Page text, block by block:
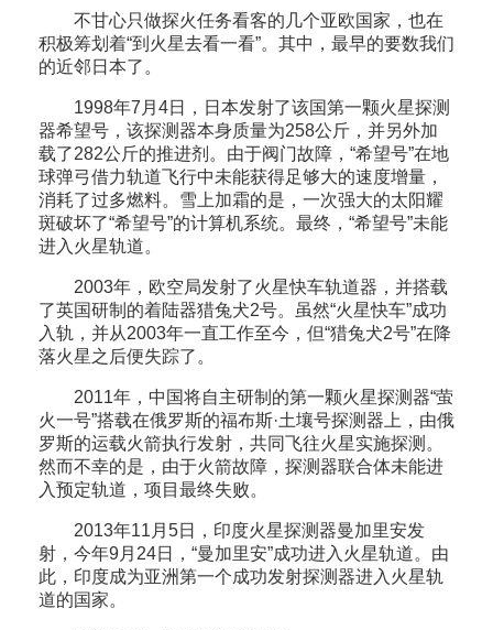
不甘心只做探火任务看客的几个亚欧国家，也在
积极筹划着“到火星去看一看”。其中，最早的要数我们
的近邻日本了。
1998年7月4日，日本发射了该国第一颗火星探测
器希望号，该探测器本身质量为258公斤，并另外加
载了282公斤的推进剂。由于阀门故障，“希望号”在地
球弹弓借力轨道飞行中未能获得足够大的速度增量，
消耗了过多燃料。雪上加霜的是，一次强大的太阳耀
斑破坏了“希望号”的计算机系统。最终，“希望号”未能
进入火星轨道。
2003年，欧空局发射了火星快车轨道器，并搭载
了英国研制的着陆器猎兔犬2号。虽然“火星快车”成功
入轨，并从2003年一直工作至今，但“猎兔犬2号”在降
落火星之后便失踪了。
2011年，中国将自主研制的第一颗火星探测器“萤
火一号”搭载在俄罗斯的福布斯·土壤号探测器上，由俄
罗斯的运载火箭执行发射，共同飞往火星实施探测。
然而不幸的是，由于火箭故障，探测器联合体未能进
入预定轨道，项目最终失败。
2013年11月5日，印度火星探测器曼加里安发
射，今年9月24日，“曼加里安”成功进入火星轨道。由
此，印度成为亚洲第一个成功发射探测器进入火星轨
道的国家。